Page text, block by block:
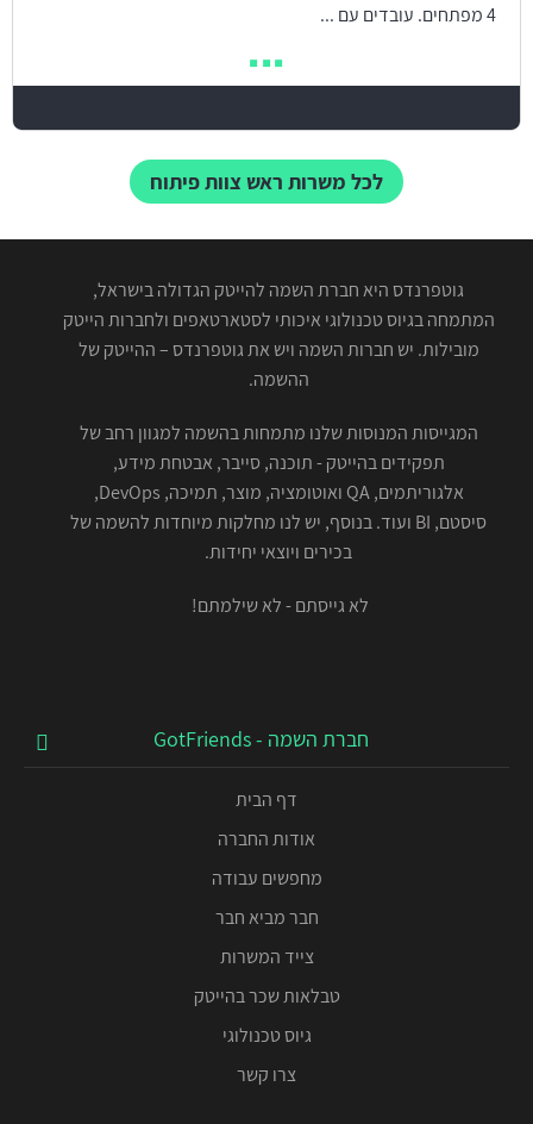
4 מפתחים. עובדים עם ...
לכל משרות ראש צוות פיתוח
גוטפרנדס היא חברת השמה להייטק הגדולה בישראל,
המתמחה בגיוס טכנולוגי איכותי לסטארטאפים ולחברות הייטק
מובילות. יש חברות השמה ויש את גוטפרנדס – ההייטק של
ההשמה.
המגייסות המנוסות שלנו מתמחות בהשמה למגוון רחב של
תפקידים בהייטק - תוכנה, סייבר, אבטחת מידע,
אלגוריתמים, QA ואוטומציה, מוצר, תמיכה, DevOps,
סיסטם, BI ועוד. בנוסף, יש לנו מחלקות מיוחדות להשמה של
בכירים ויוצאי יחידות.
לא גייסתם - לא שילמתם!
חברת השמה - GotFriends
דף הבית
אודות החברה
מחפשים עבודה
חבר מביא חבר
צייד המשרות
טבלאות שכר בהייטק
גיוס טכנולוגי
צרו קשר